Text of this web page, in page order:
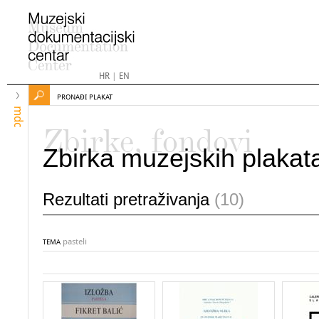
HR| EN
mdc
PRONAĐI PLAKAT
Zbirke, fondovi
Zbirka muzejskih
Rezultati pretraživanja (10)
TEMA pasteli